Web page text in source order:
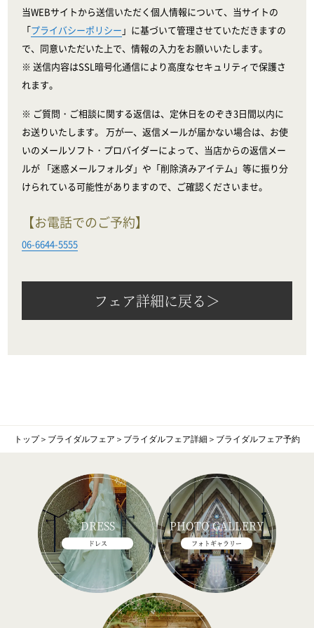
当WEBサイトから送信いただく個人情報について、当サイトの
「プライバシーポリシー 」に基づいて管理させていただきますの
で、同意いただいた上で、情報の入力をお願いいたします。
※ 送信内容はSSL暗号化通信により高度なセキュリティで保護さ
れます。
※ ご質問・ご相談に関する返信は、定休日をのぞき3日間以内に
お送りいたします。 万が一、返信メールが届かない場合は、お使
いのメールソフト・プロバイダーによって、当店からの返信メー
ルが 「迷惑メールフォルダ」や「削除済みアイテム」等に振り分
けられている可能性がありますので、ご確認くださいませ。
【お電話でのご予約】
06-6644-5555
フェア詳細に戻る＞
トップ＞ ブライダルフェア ＞ ブライダルフェア詳細 ＞ ブライダルフェア予約
DRESS
ドレス
PHOTO GALLERY
フォトギャラリー